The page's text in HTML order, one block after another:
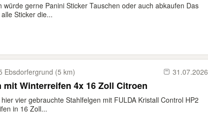
würde gerne Panini Sticker Tauschen oder auch abkaufen Das
Sticker die...
Ebsdorfergrund (5 km) 31.07.2026
mit Winterreifen 4x 16 Zoll Citroen
vier gebrauchte Stahlfelgen mit FULDA Kristall Control HP2
in 16 Zoll...